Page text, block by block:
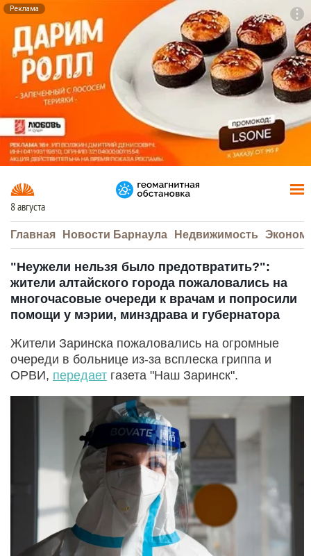
Реклама
8 августа
Главная Новости Барнаула Недвижимость
"Неужели нельзя было предотвратить?":
жители алтайского города пожаловались на
многочасовые очереди к врачам и попросили
помощи у мэрии, минздрава и губернатора
Жители Заринска пожаловались на огромные
очереди в больнице из-за всплеска гриппа и
ОРВИ, передает газета "Наш Заринск".